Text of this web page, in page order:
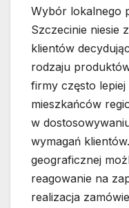
Wybór lokalnego
Szczecinie niesie
klientów
rodzaju
firmy często
mieszkańców
w
wymagań
geograficznej
reagowanie na
realizacja